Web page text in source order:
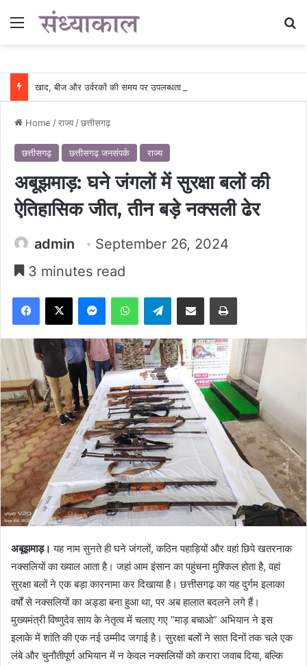
Menu
Home /राज्य /छत्तीसगढ़
छत्तीसगढ़ छत्तीसगढ़ जनसंपर्क राज्य
अबूझमाड़: घने जंगलों में सुरक्षा बलों की
ऐतिहासिक जीत, तीन बड़े नक्सली ढेर
admin
September 26, 2024
3 minutes read
Facebook
X MessengerWhatsAppTelegramShare via Email Print
अबूझमाड़। यह नाम सुनते ही घने जंगलों, कठिन पहाड़ियों और वहां छिपे खतरनाक
नक्सलियों का ख्याल आता है। जहां आम इंसान का पहुंचना मुश्किल होता है, वहां
सुरक्षा बलों ने एक बड़ा कारनामा कर दिखाया है। छत्तीसगढ़ का यह दुर्गम इलाका
वर्षों से नक्सलियों का अड्डा बना हुआ था, पर अब हालात बदलने लगे हैं।
मुख्यमंत्री विष्णुदेव साय के नेतृत्व में चलाए गए “माड़ बचाओ” अभियान ने इस
इलाके में शांति की एक नई उम्मीद जगाई है। सुरक्षा बलों ने सात दिनों तक चले एक
लंबे और चुनौतीपूर्ण अभियान में न केवल नक्सलियों को करारा जवाब दिया, बल्कि